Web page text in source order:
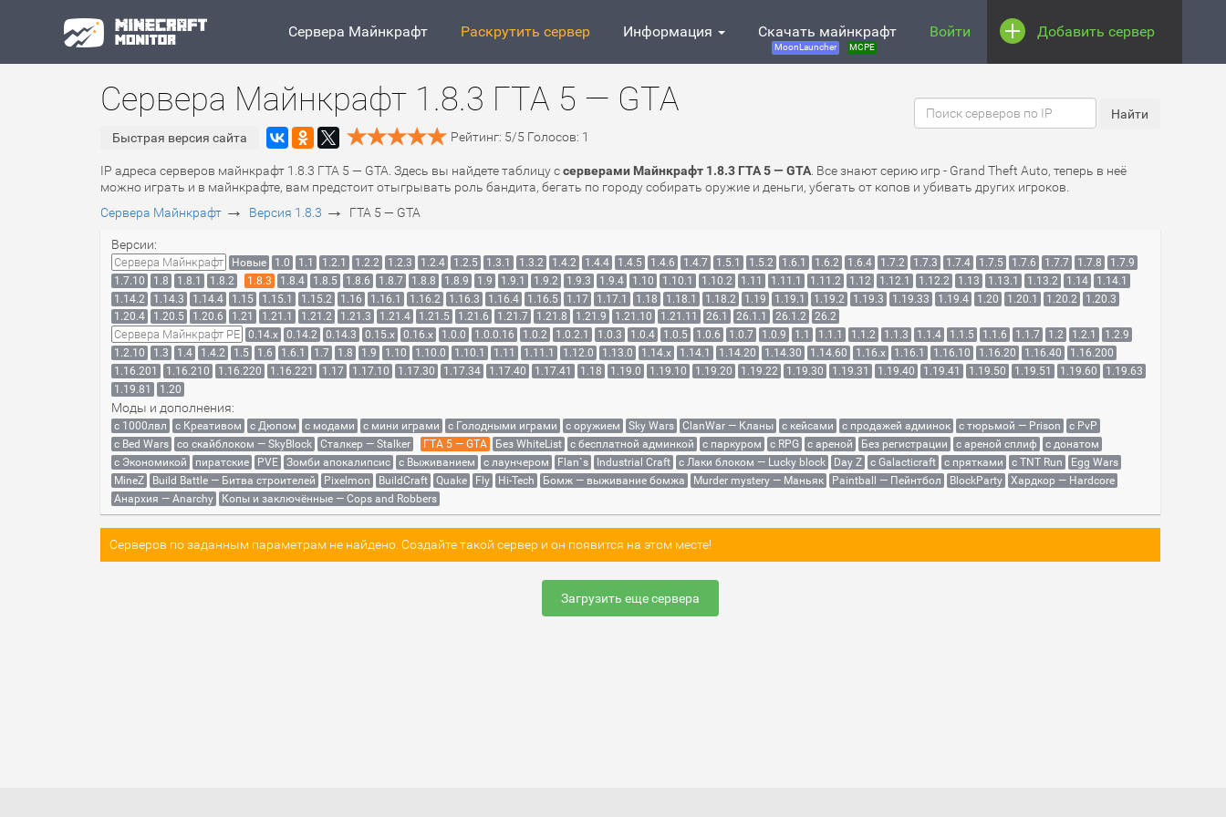
Сервера Майнкрафт Раскрутить сервер Информация Скачать майнкрафт
MoonLauncher MCPE
Войти Добавить сервер
Сервера Майнкрафт 1.8.3 ГТА 5 — GTA
Быстрая версия сайта Рейтинг: 5/5 Голосов: 1
IP адреса серверов майнкрафт 1.8.3 ГТА 5 — GTA. Здесь вы найдете таблицу ссерверами Майнкрафт 1.8.3 ГТА 5 — GTA . Все знают серию игр - Grand Theft Auto, теперь в неё
можно играть и в майнкрафте, вам предстоит отыгрывать роль бандита, бегать по городу собирать оружие и деньги, убегать от копов и убивать других игроков.
Сервера Майнкрафт → Версия 1.8.3 → ГТА 5 — GTA
Версии:
Сервера Майнкрафт Новые 1.0 1.1 1.2.1 1.2.2 1.2.3 1.2.4 1.2.5 1.3.1 1.3.2 1.4.2 1.4.4 1.4.5 1.4.6 1.4.7 1.5.1 1.5.2 1.6.1 1.6.2 1.6.4 1.7.2 1.7.3 1.7.4 1.7.5 1.7.6 1.7.7 1.7.8
1.7.9
1.7.10
1.8 1.8.1 1.8.2 1.8.3 1.8.4 1.8.5 1.8.6 1.8.7 1.8.8 1.8.9 1.9 1.9.1 1.9.2 1.9.3 1.9.4 1.10 1.10.1 1.10.2 1.11 1.11.1 1.11.2 1.12 1.12.1 1.12.2 1.13 1.13.1 1.13.2 1.14
1.14.1
1.14.2
1.14.3 1.14.4 1.15 1.15.1 1.15.2 1.16 1.16.1 1.16.2 1.16.3 1.16.4 1.16.5 1.17 1.17.1 1.18 1.18.1 1.18.2 1.19 1.19.1 1.19.2 1.19.3 1.19.33 1.19.4 1.20 1.20.1 1.20.2
1.20.3
1.20.4
1.20.5 1.20.6 1.21 1.21.1 1.21.2 1.21.3 1.21.4 1.21.5 1.21.6 1.21.7 1.21.8 1.21.9 1.21.10 1.21.11 26.1 26.1.1 26.1.2 26.2
Сервера Майнкрафт PE 0.14.x 0.14.2 0.14.3 0.15.x 0.16.x 1.0.0 1.0.0.16 1.0.2 1.0.2.1 1.0.3 1.0.4 1.0.5 1.0.6 1.0.7 1.0.9 1.1 1.1.1 1.1.2 1.1.3 1.1.4 1.1.5 1.1.6 1.1.7 1.2 1.2.1
1.2.9
1.2.10
1.3 1.4 1.4.2 1.5 1.6 1.6.1 1.7 1.8 1.9 1.10 1.10.0 1.10.1 1.11 1.11.1 1.12.0 1.13.0 1.14.x 1.14.1 1.14.20 1.14.30 1.14.60 1.16.x 1.16.1 1.16.10 1.16.20 1.16.40
1.16.200
1.16.201
1.16.210 1.16.220 1.16.221 1.17 1.17.10 1.17.30 1.17.34 1.17.40 1.17.41 1.18 1.19.0 1.19.10 1.19.20 1.19.22 1.19.30 1.19.31 1.19.40 1.19.41 1.19.50 1.19.51 1.19.60
1.19.63
1.19.81
1.20
Моды и дополнения:
с 1000лвл c Креативом с Дюпом с модами с мини играми с Голодными играми с оружием Sky Wars ClanWar — Кланы с кейсами с продажей админок с тюрьмой — Prison
с PvP
с Bed Wars
со скайблоком — SkyBlock Сталкер — Stalker ГТА 5 — GTA Без WhiteList с бесплатной админкой с паркуром с RPG с ареной Без регистрации с ареной сплиф
с донатом
с Экономикой
пиратские PVE Зомби апокалипсис с Выживанием с лаунчером Flan`s Industrial Craft с Лаки блоком — Lucky block Day Z с Galacticraft с прятками с TNT Run
Egg Wars
MineZ
Build Battle — Битва строителей Pixelmon BuildCraft Quake Fly Hi-Tech Бомж — выживание бомжа Murder mystery — Маньяк Paintball — Пейнтбол BlockParty
Хардкор — Hardcore
Анархия — Anarchy
Копы и заключённые — Cops and Robbers
Серверов по заданным параметрам не найдено. Создайте такой сервер и он появится на этом месте!
Загрузить еще сервера